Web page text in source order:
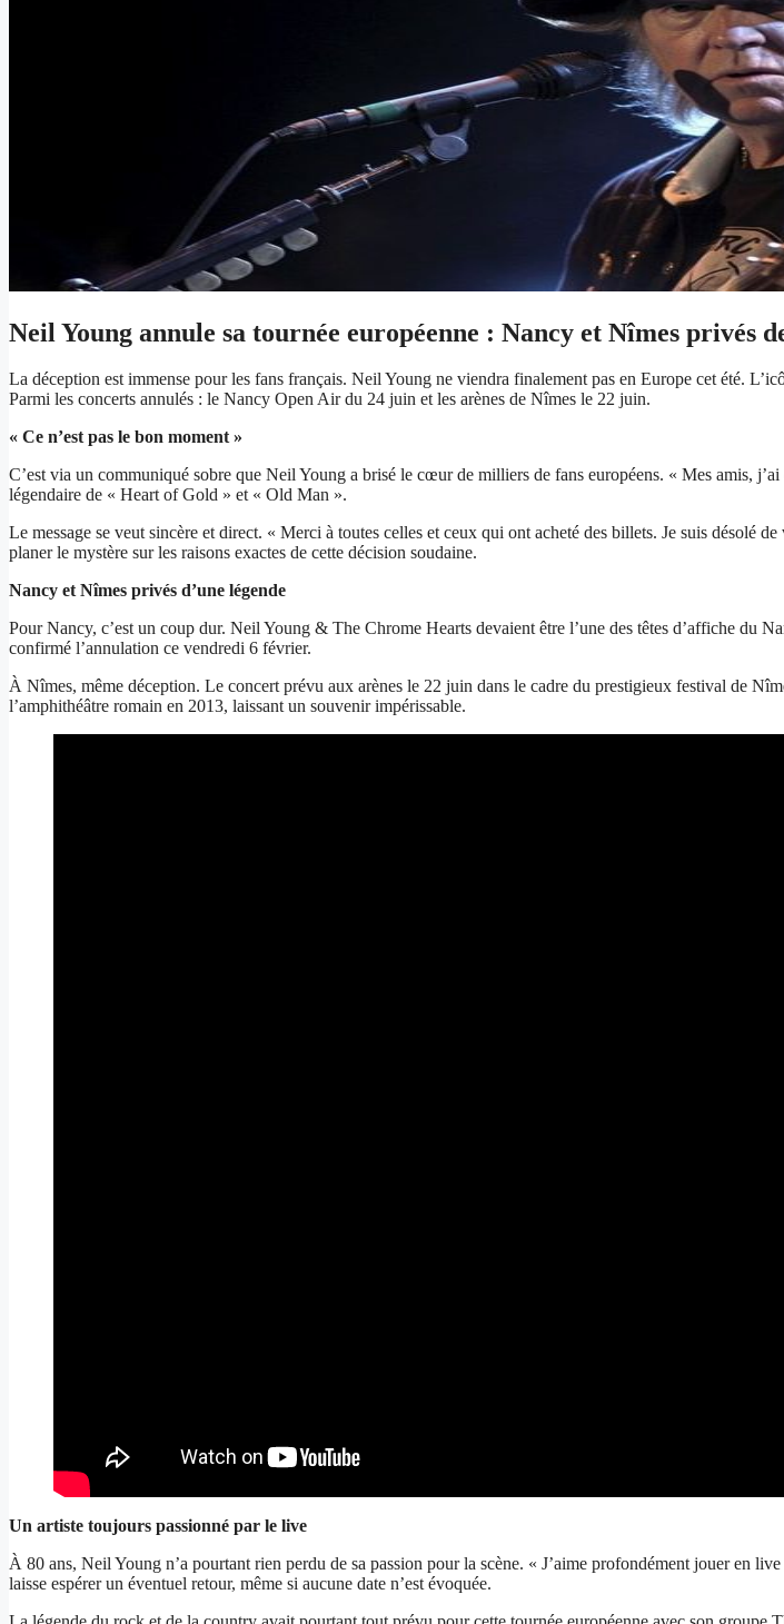
Neil Young annule sa tournée européenne : Nancy et Nîmes privés
La déception est immense pour les fans français. Neil Young ne viendra finalement pas en Europe cet été.
Parmi les concerts annulés : le Nancy Open Air du 24 juin et les arènes de Nîmes le 22 juin.
« Ce n’est pas le bon moment »
C’est via un communiqué sobre que Neil Young a brisé le cœur de milliers de fans européens. « Mes amis,
légendaire de « Heart of Gold » et « Old Man ».
Le message se veut sincère et direct. « Merci à toutes celles et ceux qui ont acheté des billets. Je suis désolé
planer le mystère sur les raisons exactes de cette décision soudaine.
Nancy et Nîmes privés d’une légende
Pour Nancy, c’est un coup dur. Neil Young & The Chrome Hearts devaient être l’une des têtes d’affiche
confirmé l’annulation ce vendredi 6 février.
À Nîmes, même déception. Le concert prévu aux arènes le 22 juin dans le cadre du prestigieux festival de
l’amphithéâtre romain en 2013, laissant un souvenir impérissable.
Un artiste toujours passionné par le live
À 80 ans, Neil Young n’a pourtant rien perdu de sa passion pour la scène. « J’aime profondément jouer en
laisse espérer un éventuel retour, même si aucune date n’est évoquée.